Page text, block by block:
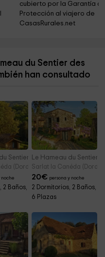
cubierto por la Garantía
Protección al viajero de
CasasRurales.net
du Sentier des
han consultado
Oustal du Potager
Sentier des Sources-Le Clos du
(Dordoña)
noche
2 Baños,
Le Hameau du Sentier
Sarlat la Canéda
20€ persona y noche
2 Dormitorios, 2 Baños,
6 Plazas